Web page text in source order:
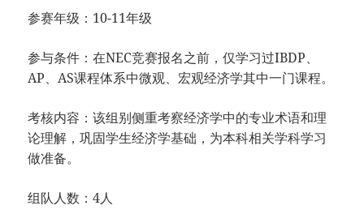
参赛年级：10-11年级
参与条件：在NEC竞赛报名之前，仅学习过IBDP、
AP、AS课程体系中微观、宏观经济学其中一门课程。
考核内容：该组别侧重考察经济学中的专业术语和理
论理解，巩固学生经济学基础，为本科相关学科学习
做准备。
组队人数：4人